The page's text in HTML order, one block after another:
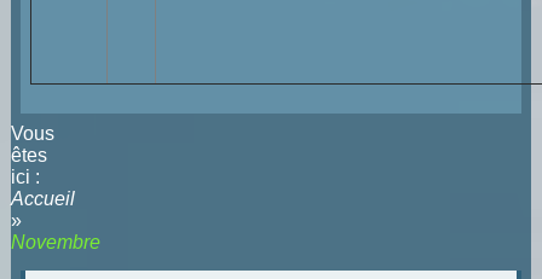
Vous
êtes
ici :
Accueil
»
Novembre